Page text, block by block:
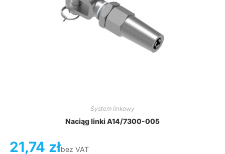
System linkowy
Naciąg linki A14/7300-005
21,74 złbez VAT